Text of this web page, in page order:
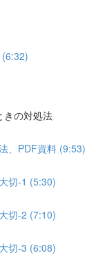
きの対処法
、PDF資料 (9:53)
切-1 (5:30)
切-2 (7:10)
切-3 (6:08)